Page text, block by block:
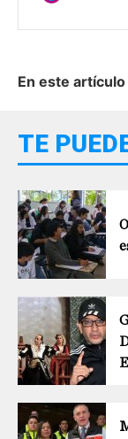
En este artículo
TE